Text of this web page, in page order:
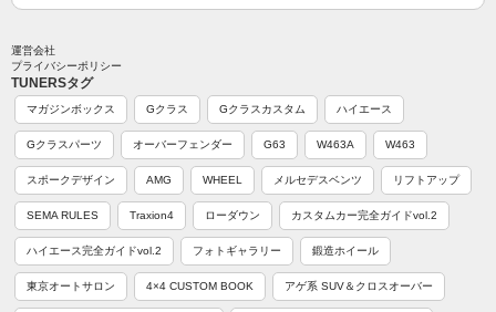
運営会社
プライバシーポリシー
TUNERSタグ
マガジンボックス Gクラス Gクラスカスタム ハイエース
Gクラスパーツ オーバーフェンダー G63 W463A W463
スポークデザイン AMG WHEEL メルセデスベンツ リフトアップ
SEMA RULES Traxion4 ローダウン カスタムカー完全ガイドvol.2
ハイエース完全ガイドvol.2 フォトギャラリー 鍛造ホイール
東京オートサロン 4×4 CUSTOM BOOK アゲ系 SUV＆クロスオーバー